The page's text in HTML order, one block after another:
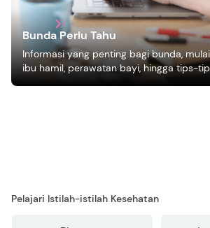
Bunda Perlu Tahu
Informasi yang penting bagi bunda,
ibu hamil, perawatan bayi, hingga tips-
mengasuh anak
Pelajari Istilah-istilah Kesehatan